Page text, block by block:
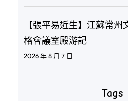
【張平易近生】江蘇常
格會議室殿游記
2026 年 8 月 7 日
Tags